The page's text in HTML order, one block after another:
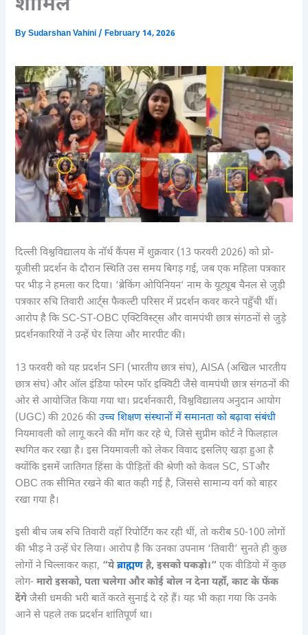
BySudarshan Vahini/February 14, 2026
दिल्ली विश्वविद्यालय के नॉर्थ कैंपस में शुक्रवार (13 फरवरी 2026) को प्रो-
यूजीसी प्रदर्शन के दौरान स्थिति उस समय बिगड़ गई, जब एक महिला पत्रकार
पर भीड़ ने हमला कर दिया। ‘ब्रेकिंग ओपिनियन’ नाम के यूट्यूब चैनल से जुड़ी
पत्रकार रुचि तिवारी आर्ट्स फैकल्टी परिसर में प्रदर्शन कवर करने पहुँची थीं।
आरोप है कि SC-ST-OBC एक्टिविस्ट्स और वामपंथी छात्र संगठनों से जुड़े
प्रदर्शनकारियों ने उन्हें घेर लिया और मारपीट की।
13 फरवरी को यह प्रदर्शन SFI (भारतीय छात्र संघ), AISA (अखिल भारतीय
छात्र संघ) और ऑल इंडिया फोरम फॉर इक्विटी जैसे वामपंथी छात्र संगठनों की
ओर से आयोजित किया गया था। प्रदर्शनकारी, विश्वविद्यालय अनुदान आयोग
(UGC) की 2026 कीउच्च शिक्षण संस्थानों में समानता को बढ़ावा संबंधी
नियमावली को लागू करने की माँग कर रहे थे, जिसे सुप्रीम कोर्ट ने फिलहाल
स्थगित कर रखा है। इस नियमावली को लेकर विवाद इसलिए खड़ा हुआ है
क्योंकि इसमें जातिगत हिंसा के पीड़ितों की श्रेणी को केवल SC, STऔर
OBC तक सीमित रखने की बात कही गई है, जिससे सामान्य वर्ग को बाहर
रखा गया है।
इसी बीच जब रुचि तिवारी वहाँ रिपोर्टिंग कर रही थीं, तो करीब 50-100 लोगों
की भीड़ ने उन्हें घेर लिया। आरोप है कि उनका उपनाम ‘तिवारी’ सुनते ही कुछ
लोगों ने चिल्लाकर कहा, “येब्राह्मणहै, इसको पकड़ो।” एक वीडियो में कुछ
लोग-मारो इसको, पता चलेगा और कोई बोल न देना यहाँ, काट के फेंक
देंगे जैसी धमकी भरी बातें करते सुनाई दे रहे हैं। यह भी कहा गया कि उनके
आने से पहले तक प्रदर्शन शांतिपूर्ण था।